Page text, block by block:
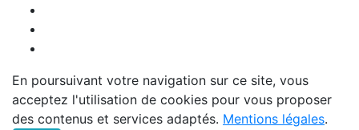
En poursuivant votre navigation sur ce site, vous
acceptez l'utilisation de cookies pour vous proposer
des contenus et services adaptés. Mentions légales.